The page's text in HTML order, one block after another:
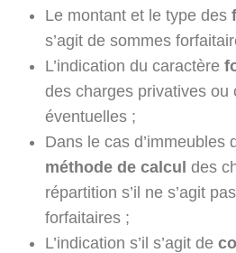
Le montant et le type des
s’agit de sommes
L’indication du caractère
des charges privatives ou
éventuelles ;
Dans le cas d’immeubles
méthode de calcul des
répartition s’il ne s’agit
forfaitaires ;
L’indication s’il s’agit de